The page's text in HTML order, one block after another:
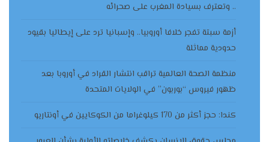
.. وتعترف بسيادة المغرب على صحرائه
أزمة سبتة تفجر خلافا أوروبيا.. وإسبانيا ترد على إيطاليا بقيود
حدودية مماثلة
منظمة الصحة العالمية تراقب انتشار القراد في أوروبا بعد
ظهور فيروس “بوربون” في الولايات المتحدة
كندا: حجز أكثر من 170 كيلوغراما من الكوكايين في أونتاريو